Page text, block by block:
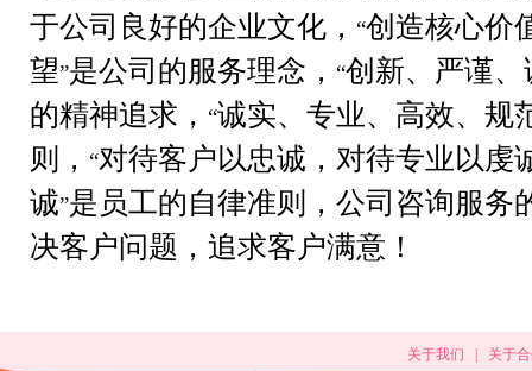
于公司良好的企业文化， “创造核心价
望”是公司的服务理念， “创新、严谨
的精神追求， “诚实、专业、高效、规
则， “对待客户以忠诚，对待专业以虔
诚”是员工的自律准则，公司咨询服务
决客户问题，追求客户满意！
关于我们 关于